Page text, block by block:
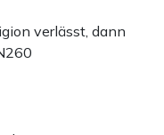
verlässt, dann